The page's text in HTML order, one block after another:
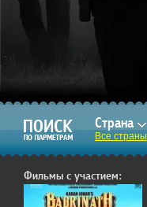
Страна
Все страны
Фильмы с участием: